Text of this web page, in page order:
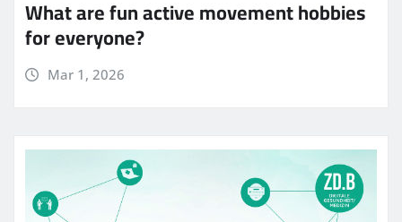
What are fun active movement hobbies
for everyone?
Mar 1, 2026